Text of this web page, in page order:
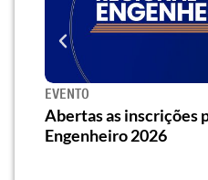
EVENTO
Abertas as inscrições
Engenheiro 2026